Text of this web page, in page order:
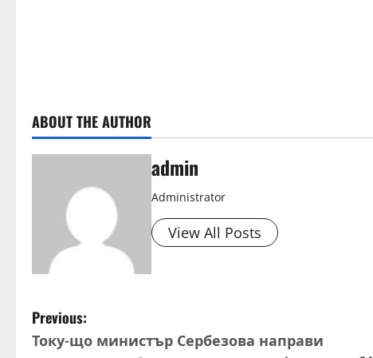
ABOUT THE AUTHOR
admin
Administrator
View All Posts
P
Previous:
Току-що министър Сербезова направи